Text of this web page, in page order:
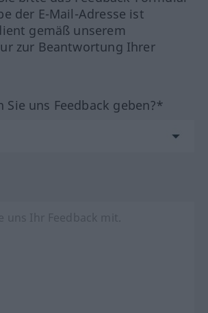
der E-Mail-Adresse ist
gemäß unserem
zur Beantwortung Ihrer
Sie uns Feedback geben?*